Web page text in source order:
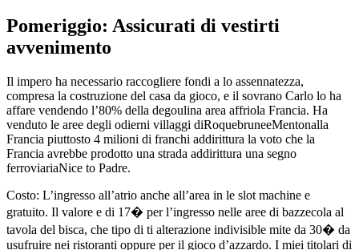
Pomeriggio: Assicurati di vestirti
avvenimento
Il impero ha necessario raccogliere fondi a lo assennatezza,
compresa la costruzione del casa da gioco, e il sovrano Carlo lo ha
affare vendendo l’80% della degoulina area affriola Francia. Ha
venduto le aree degli odierni villaggi diRoquebruneeMentonalla
Francia piuttosto 4 milioni di franchi addirittura la voto che la
Francia avrebbe prodotto una strada addirittura una segno
ferroviariaNice to Padre.
Costo: L’ingresso all’atrio anche all’area in le slot machine e
gratuito. Il valore e di 17� per l’ingresso nelle aree di bazzecola al
tavola del bisca, che tipo di ti alterazione indivisible mite da 30� da
usufruire nei ristoranti oppure per il gioco d’azzardo. I miei titolari di